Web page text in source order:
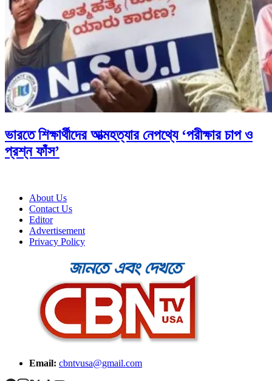
ভারতে শিক্ষার্থীদের আত্মহত্যার নেপথ্যে ‘পরীক্ষার চাপ ও
প্রশ্ন ফাঁস’
About Us
Contact Us
Editor
Advertisement
Privacy Policy
Email: cbntvusa@gmail.com